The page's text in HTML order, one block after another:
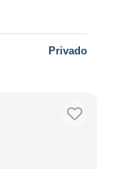
Privado